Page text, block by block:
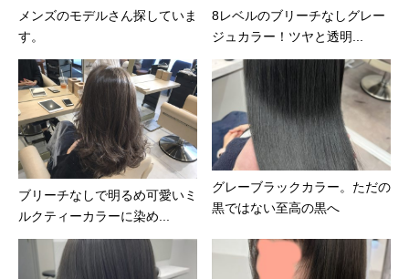
メンズのモデルさん探していま
す。
8レベルのブリーチなしグレー
ジュカラー！ツヤと透明...
ブリーチなしで明るめ可愛いミ
ルクティーカラーに染め...
グレーブラックカラー。ただの
黒ではない至高の黒へ